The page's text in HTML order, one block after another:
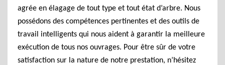
agrée en élagage de tout type et tout état d’arbre. Nous
possédons des compétences pertinentes et des outils de
travail intelligents qui nous aident à garantir la meilleure
exécution de tous nos ouvrages. Pour être sûr de votre
satisfaction sur la nature de notre prestation, n’hésitez